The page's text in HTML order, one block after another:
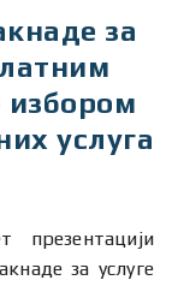
за
избором
услуга
презентацији
за услуге